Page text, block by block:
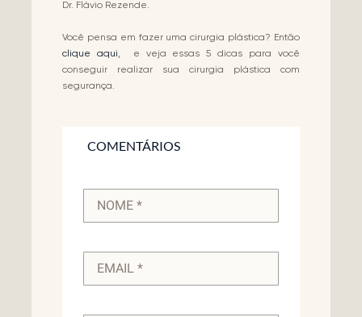
Dr. Flávio Rezende.
Você pensa em fazer uma cirurgia plástica? Então
clique aqui, e veja essas 5 dicas para você
conseguir realizar sua cirurgia plástica com
segurança.
COMENTÁRIOS